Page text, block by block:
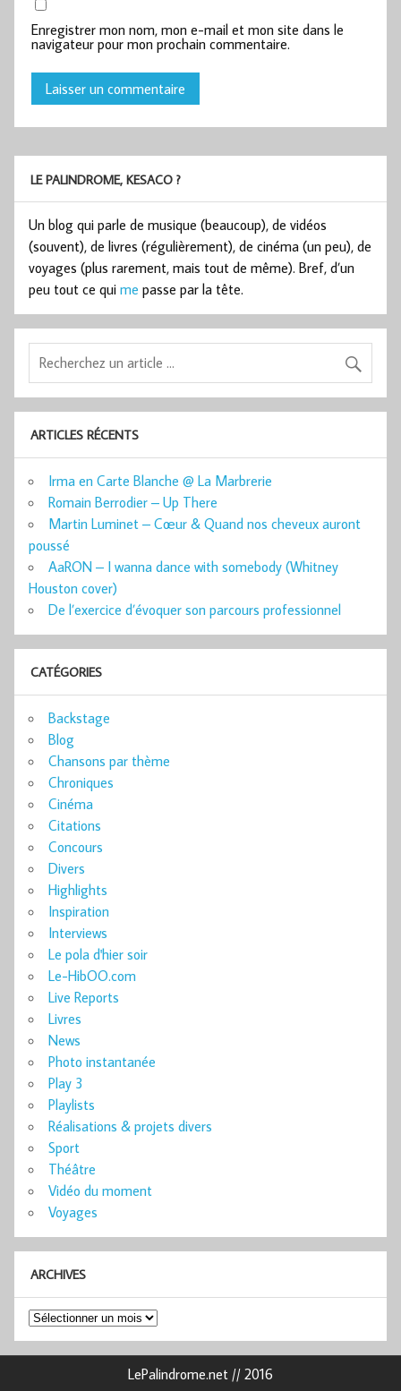
Enregistrer mon nom, mon e-mail et mon site dans le
navigateur pour mon prochain commentaire.
LE PALINDROME, KESACO ?
Un blog qui parle de musique (beaucoup), de vidéos
(souvent), de livres (régulièrement), de cinéma (un peu), de
voyages (plus rarement, mais tout de même). Bref, d’un
peu tout ce qui me passe par la tête.
ARTICLES RÉCENTS
Irma en Carte Blanche @ La Marbrerie
Romain Berrodier – Up There
Martin Luminet – Cœur & Quand nos cheveux auront
poussé
AaRON – I wanna dance with somebody (Whitney
Houston cover)
De l’exercice d’évoquer son parcours professionnel
CATÉGORIES
Backstage
Blog
Chansons par thème
Chroniques
Cinéma
Citations
Concours
Divers
Highlights
Inspiration
Interviews
Le pola d'hier soir
Le-HibOO.com
Live Reports
Livres
News
Photo instantanée
Play 3
Playlists
Réalisations & projets divers
Sport
Théâtre
Vidéo du moment
Voyages
ARCHIVES
Archives
LePalindrome.net // 2016